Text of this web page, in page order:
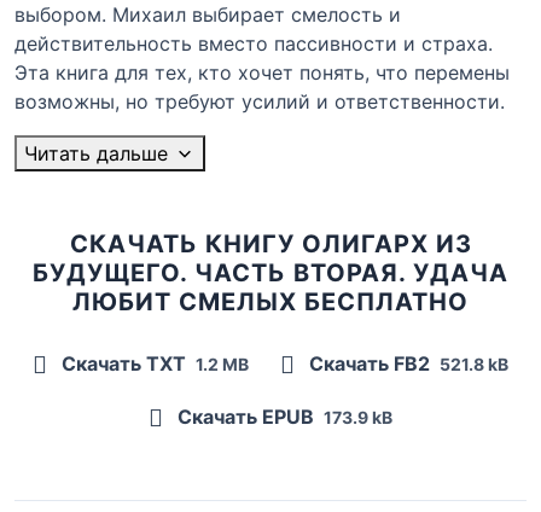
выбором. Михаил выбирает смелость и
действительность вместо пассивности и страха.
Эта книга для тех, кто хочет понять, что перемены
возможны, но требуют усилий и ответственности.
Читать дальше
СКАЧАТЬ КНИГУ ОЛИГАРХ ИЗ
БУДУЩЕГО. ЧАСТЬ ВТОРАЯ. УДАЧА
ЛЮБИТ СМЕЛЫХ БЕСПЛАТНО
Скачать TXT 1.2 MB Скачать FB2 521.8 kB
Скачать EPUB 173.9 kB